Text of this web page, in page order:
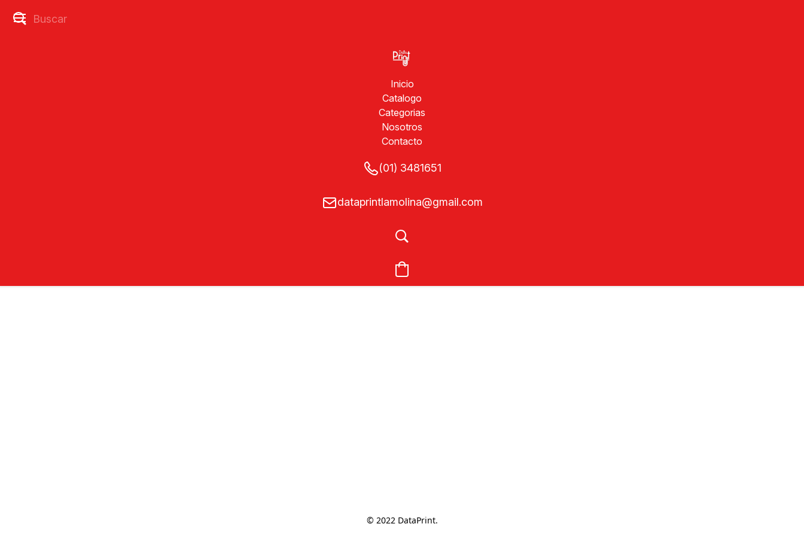
Inicio
Catalogo
Categorias
Nosotros
Contacto
(01) 3481651
dataprintlamolina@gmail.com
© 2022 DataPrint.